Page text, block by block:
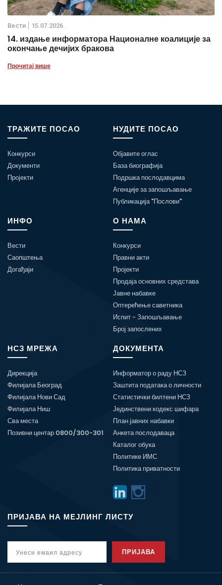
Вести 15.07.2026.
14. издање информатора Националне коалиције за
окончање дечијих бракова
Прочитај више
ТРАЖИТЕ ПОСАО
Конкурси
Документи
Пројекти
НУДИТЕ ПОСАО
Објавите оглас
База биографија
Подршка послодавцима
Агенције за запошљавање
Публикација "Послови"
ИНФО
Вести
Саопштења
Догађаји
О НАМА
Конкурси
Правни акти
Пројекти
Продаја основних средстава
Јавне набавке
Оптерећење саветника
Испит - Запошљавање
Број запослених
НСЗ МРЕЖА
Дирекција
Филијала Београд
Филијала Нови Сад
Филијала Ниш
Сва места
Позивни центар 0800/300-301
ДОКУМЕНТА
Информатор о раду НСЗ
Заштита података о личности
Статистички билтени НСЗ
Јединствени кодекс шифара
План јавних набавки
Анкета послодаваца
Каталог обука
Политике ИМС
Политика приватности
ПРИЈАВА НА МЕЈЛИНГ ЛИСТУ
ПРИЈАВА